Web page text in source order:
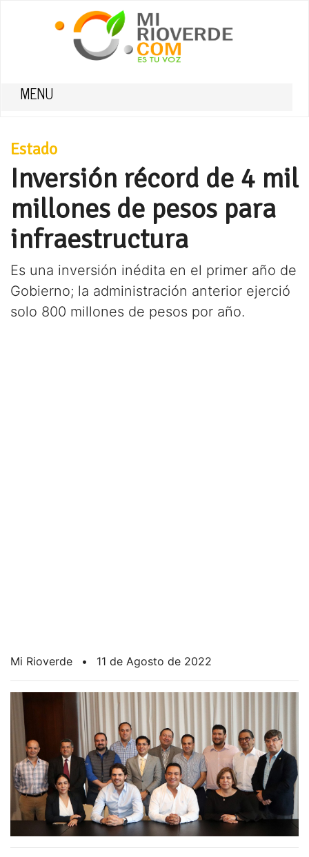
MENU
Estado
Inversión récord de 4 mil
millones de pesos para
infraestructura
Es una inversión inédita en el primer año de
Gobierno; la administración anterior ejerció
solo 800 millones de pesos por año.
Mi Rioverde • 11 de Agosto de 2022